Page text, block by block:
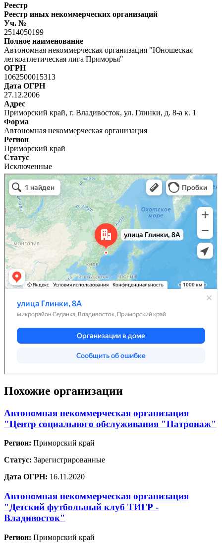
Реестр
Реестр иных некоммерческих организаций
Уч. №
2514050199
Полное наименование
Автономная некоммерческая организация "Юношеская
легкоатлетическая лига Приморья"
ОГРН
1062500015313
Дата ОГРН
27.12.2006
Адрес
Приморский край, г. Владивосток, ул. Глинки, д. 8-а к. 1
Форма
Автономная некоммерческая организация
Регион
Приморский край
Статус
Исключенные
Похожие организации
Автономная некоммерческая организация
"Центр социального обслуживания "Патронаж"
Регион: Приморский край
Статус: Зарегистрированные
Дата ОГРН: 16.11.2020
Автономная некоммерческая организация
"Детский футбольный клуб ТИГР -
Владивосток"
Регион: Приморский край